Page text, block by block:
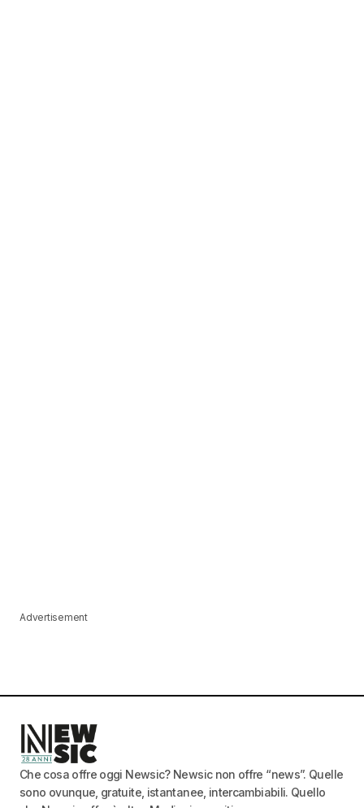
Advertisement
Che cosa offre oggi Newsic? Newsic non offre “news”. Quelle
sono ovunque, gratuite, istantanee, intercambiabili. Quello